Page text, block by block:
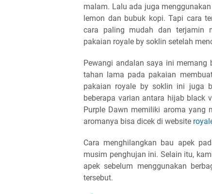
malam. Lalu ada juga
lemon dan bubuk kopi. Tapi cara
cara paling mudah dan terjamin
pakaian royale by soklin setelah
Pewangi andalan saya ini memang
tahan lama pada pakaian
pakaian royale by soklin ini juga
beberapa varian antara hijab black
Purple Dawn memiliki aroma yang
aromanya bisa dicek di website
Cara menghilangkan bau apek
musim penghujan ini. Selain itu,
apek sebelum menggunakan
tersebut.